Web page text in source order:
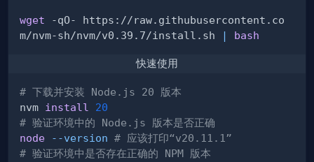
wget -qO- https://raw.githubusercontent.co
m/nvm-sh/nvm/v0.39.7/install.sh
| bash
快速使用
# 下载并安装 Node.js 20 版本
nvm install
20
# 验证环境中的 Node.js 版本是否正确
node
--version # 应该打印“v20.11.1”
# 验证环境中是否存在正确的 NPM 版本